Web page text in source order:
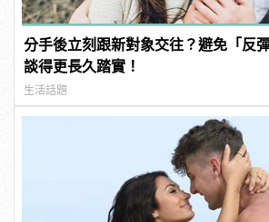
分手後立刻跟新對象交往？避免「反
談得更長久踏實！
生活話題